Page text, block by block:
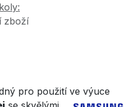
zboží
pro použití ve výuce